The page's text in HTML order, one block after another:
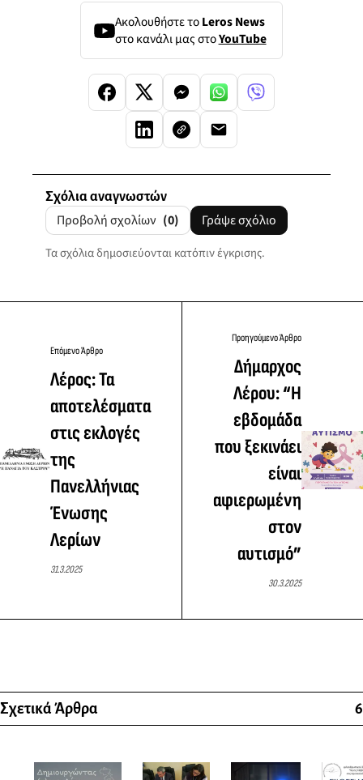
Ακολουθήστε τοLeros News
στο κανάλι μας στοYouTube
Σχόλια αναγνωστών
Προβολή σχολίων (0) Γράψε σχόλιο
Τα σχόλια δημοσιεύονται κατόπιν έγκρισης.
Επόμενο Άρθρο
Λέρος: Τα
αποτελέσματα
στις εκλογές
της
Πανελλήνιας
Ένωσης
Λερίων
31.3.2025
Προηγούμενο Άρθρο
Δήμαρχος
Λέρου: “Η
εβδομάδα
που ξεκινάει
είναι
αφιερωμένη
στον
αυτισμό”
30.3.2025
Σχετικά Άρθρα 6